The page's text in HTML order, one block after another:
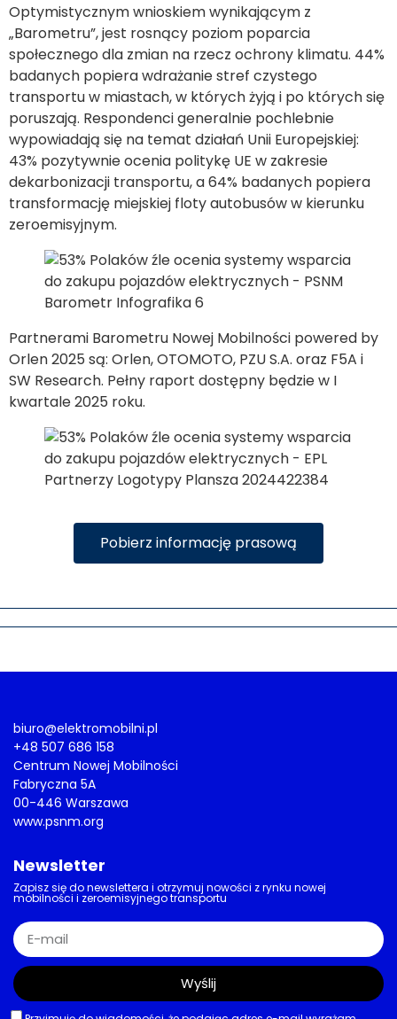
Optymistycznym wnioskiem wynikającym z
„Barometru”, jest rosnący poziom poparcia
społecznego dla zmian na rzecz ochrony klimatu. 44%
badanych popiera wdrażanie stref czystego
transportu w miastach, w których żyją i po których się
poruszają. Respondenci generalnie pochlebnie
wypowiadają się na temat działań Unii Europejskiej:
43% pozytywnie ocenia politykę UE w zakresie
dekarbonizacji transportu, a 64% badanych popiera
transformację miejskiej floty autobusów w kierunku
zeroemisyjnym.
Partnerami Barometru Nowej Mobilności powered by
Orlen 2025 są: Orlen, OTOMOTO, PZU S.A. oraz F5A i
SW Research. Pełny raport dostępny będzie w I
kwartale 2025 roku.
Pobierz informację prasową
biuro@elektromobilni.pl
+48 507 686 158
Centrum Nowej Mobilności
Fabryczna 5A
00-446 Warszawa
www.psnm.org
Newsletter
Zapisz się do newslettera i otrzymuj nowości z rynku nowej
mobilności i zeroemisyjnego transportu
Wyślij